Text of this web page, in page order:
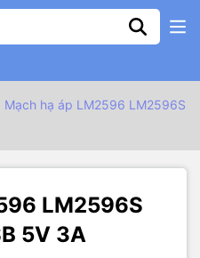
Mạch hạ áp LM2596 LM2596S
LM2596S
5V 3A
dây)